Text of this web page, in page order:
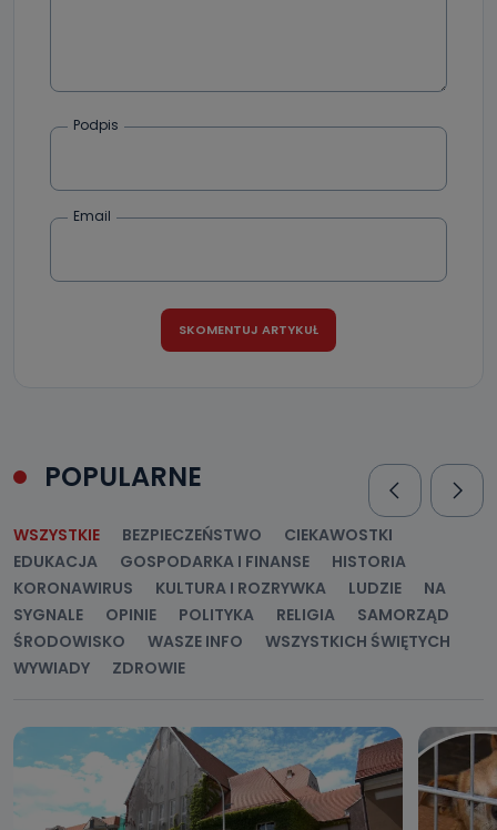
Podpis
Email
POPULARNE
WSZYSTKIE BEZPIECZEŃSTWO
CIEKAWOSTKI
EDUKACJA
GOSPODARKA I FINANSE
HISTORIA
KORONAWIRUS
KULTURA I ROZRYWKA LUDZIE
NA
SYGNALE
OPINIE POLITYKA RELIGIA
SAMORZĄD
ŚRODOWISKO
WASZE INFO
WSZYSTKICH ŚWIĘTYCH
WYWIADY
ZDROWIE